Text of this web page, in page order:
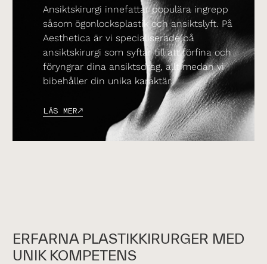
Ansiktskirurgi innefattar populära ingrepp
såsom ögonlocksplastik och ansiktslyft. På
Aesthetica är vi specialiserade på
ansiktskirurgi som syftar till att förfina och
föryngrar dina ansiktsdrag, allt medan vi
bibehåller din unika karaktär.
LÄS MER
ERFARNA PLASTIKKIRURGER MED
UNIK KOMPETENS